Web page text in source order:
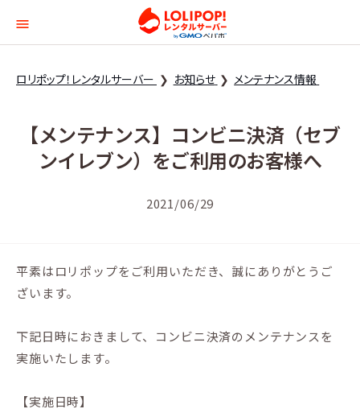
ロリポップ！レンタル
ロリポップ！レンタルサーバー お知らせ メンテナンス情報
【メンテナンス】コンビニ決済（セブ
ンイレブン）をご利用のお客様へ
2021/06/29
平素はロリポップをご利用いただき、誠にありがとうご
ざいます。
下記日時におきまして、コンビニ決済のメンテナンスを
実施いたします。
【実施日時】